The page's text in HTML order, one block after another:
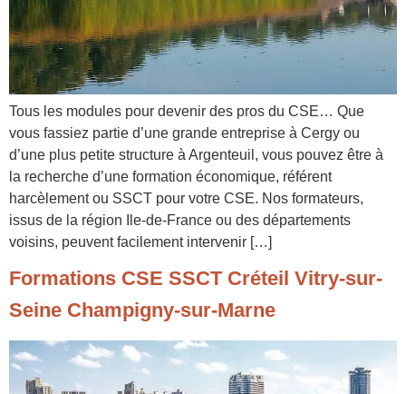
Tous les modules pour devenir des pros du CSE… Que
vous fassiez partie d’une grande entreprise à Cergy ou
d’une plus petite structure à Argenteuil, vous pouvez être à
la recherche d’une formation économique, référent
harcèlement ou SSCT pour votre CSE. Nos formateurs,
issus de la région Ile-de-France ou des départements
voisins, peuvent facilement intervenir […]
Formations CSE SSCT Créteil Vitry-sur-
Seine Champigny-sur-Marne